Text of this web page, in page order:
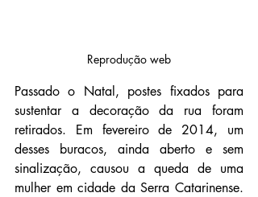
Reprodução web
Passado o Natal, postes fixados para
sustentar a decoração da rua foram
retirados. Em fevereiro de 2014, um
desses buracos, ainda aberto e sem
sinalização, causou a queda de uma
mulher em cidade da Serra Catarinense.